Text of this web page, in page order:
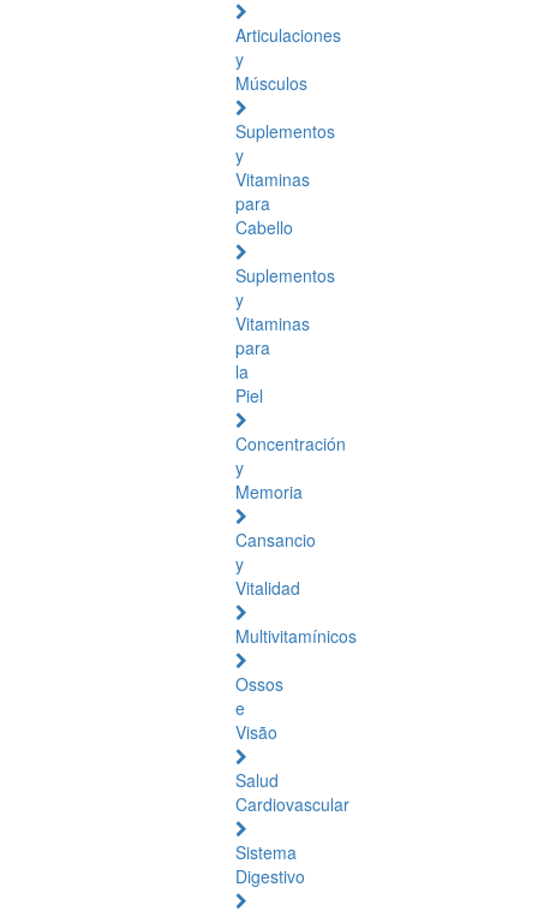
Articulaciones
y
Músculos
Suplementos
y
Vitaminas
para
Cabello
Suplementos
y
Vitaminas
para
la
Piel
Concentración
y
Memoria
Cansancio
y
Vitalidad
Multivitamínicos
Ossos
e
Visão
Salud
Cardiovascular
Sistema
Digestivo